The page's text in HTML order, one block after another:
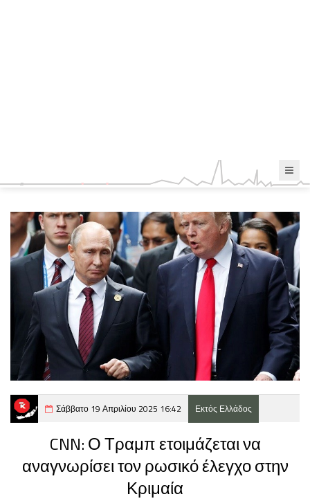
Σάββατο 19 Απριλίου 2025 16:42 Εκτός Ελλάδος
CNN: Ο Τραμπ ετοιμάζεται να
αναγνωρίσει τον ρωσικό έλεγχο στην
Κριμαία